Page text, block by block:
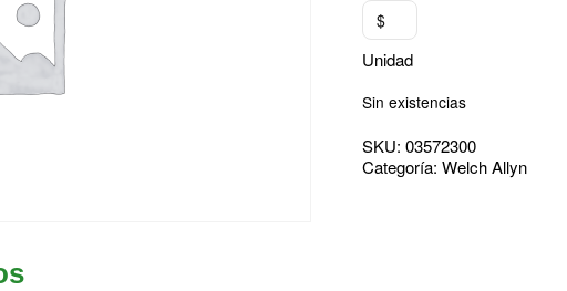
$
Unidad
Sin existencias
SKU: 03572300
Categoría: Welch Allyn